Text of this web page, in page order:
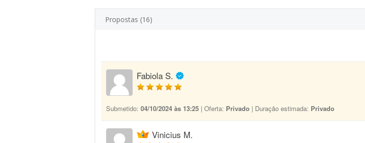
Propostas (16)
Fabiola S.
Submetido: 04/10/2024 às 13:25 | Oferta: Privado | Duração estimada: Privado
Vinicius M.